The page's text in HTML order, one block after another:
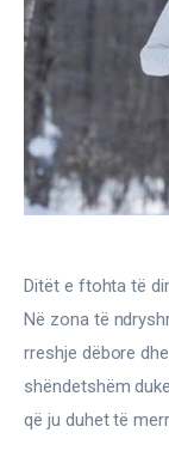
Nena
Ditët e ftohta të
Në zona të
rreshje dëbore
shëndetshëm
që ju duhet të